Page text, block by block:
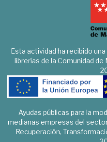
Esta actividad ha recibido
librerías de la Comunidad
Ayudas públicas para la
medianas empresas del
Recuperación,